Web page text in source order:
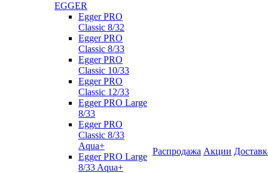
EGGER
Egger PRO
Classic 8/32
Egger PRO
Classic 8/33
Egger PRO
Classic 10/33
Egger PRO
Classic 12/33
Egger PRO Large
8/33
Egger PRO
Classic 8/33
Aqua+
Egger PRO Large
8/33 Aqua+
Распродажа Акции